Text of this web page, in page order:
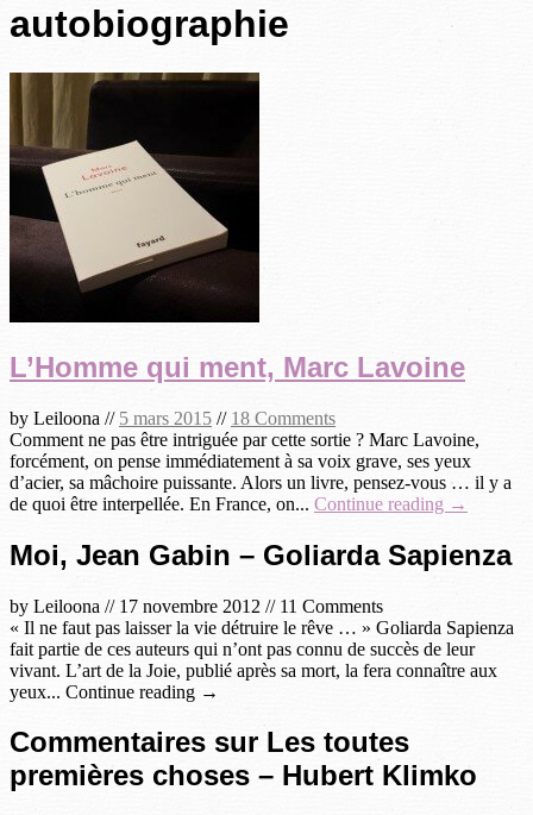
autobiographie
L’Homme qui ment, Marc Lavoine
by Leiloona // 5 mars 2015 // 18 Comments
Comment ne pas être intriguée par cette sortie ? Marc Lavoine,
forcément, on pense immédiatement à sa voix grave, ses yeux
d’acier, sa mâchoire puissante. Alors un livre, pensez-vous … il y a
de quoi être interpellée. En France, on... Continue reading →
Moi, Jean Gabin – Goliarda Sapienza
by Leiloona // 17 novembre 2012 // 11 Comments
« Il ne faut pas laisser la vie détruire le rêve … » Goliarda Sapienza
fait partie de ces auteurs qui n’ont pas connu de succès de leur
vivant. L’art de la Joie, publié après sa mort, la fera connaître aux
yeux... Continue reading →
Commentaires sur Les toutes
premières choses – Hubert Klimko